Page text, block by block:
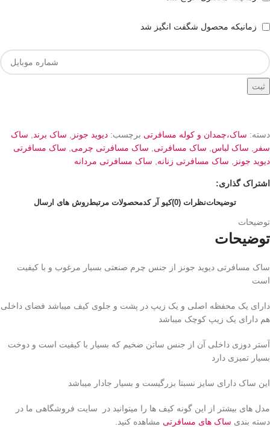
زمانیکه محصول شگفت انگیز شد
ثبت
دسته: ساک،چمدان و کوله مسافرتی برچسب: دیوید جونز ساک برند
ساک
سفر
ساک لباس ساک مسافرتی ساک مسافرتی چرمی
ساک مسافرتی
دیوید جونز
ساک مسافرتی زنانه ساک مسافرتی مردانه
اشتراک گذاری:
توضیحاتنظرات (0) کیو آر کدمحصولات مرتبطروش های ارسال
توضیحات
توضیحات
ساک مسافرتی دیوید جونز از جنس چرم صنعتی بسیار مرغوب و با کیفیت
است
دارای یک محفظه اصلی و یک زیپ در پشت و جلوی کیف میباشد فضای داخلی
هم دارای یک زیپ کوچک میباشد
آستر دوزی داخلی آن از جنس ساتن ضخیم که بسیار با کیفیت است و دوخت
بسیار تمیزی دارد
این ساک دارای سایز نسبتا بزرگیست و بسیار جادار میباشد
مدل های بیشتر از این گونه کیف ها را میتوانید در سایت فروشگاهی ما در
دسته بندی ساک های مسافرتی مشاهده کنید.